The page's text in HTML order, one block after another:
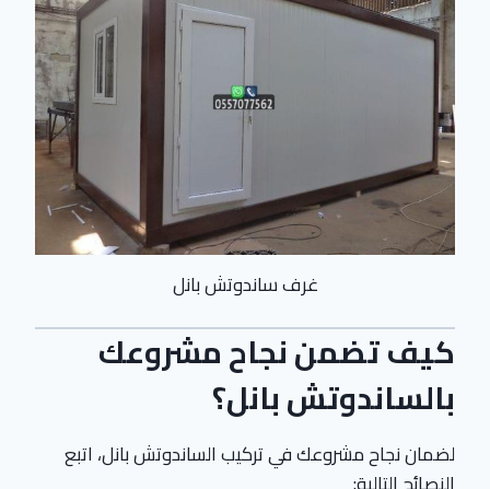
غرف ساندوتش بانل
كيف تضمن نجاح مشروعك
بالساندوتش بانل؟
لضمان نجاح مشروعك في تركيب الساندوتش بانل، اتبع